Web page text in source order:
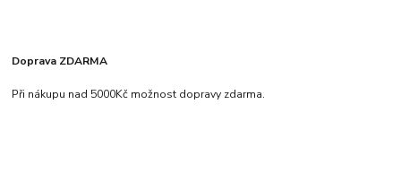
Doprava ZDARMA
Při nákupu nad 5000Kč možnost dopravy zdarma.